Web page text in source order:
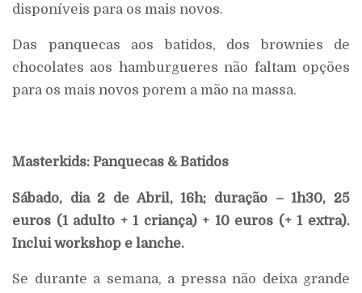
disponíveis para os mais novos.
Das panquecas aos batidos, dos brownies de
chocolates aos hamburgueres não faltam opções
para os mais novos porem a mão na massa.
Masterkids: Panquecas & Batidos
Sábado, dia 2 de Abril, 16h; duração – 1h30, 25
euros (1 adulto + 1 criança) + 10 euros (+ 1 extra).
Inclui workshop e lanche.
Se durante a semana, a pressa não deixa grande